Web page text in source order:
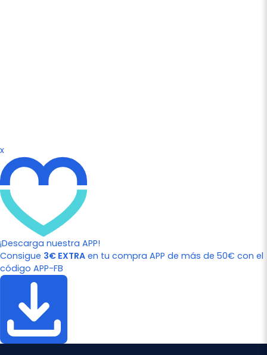
x
¡Descarga nuestra APP!
Consigue 3€ EXTRA en tu compra APP de más de 50€ con el
código APP-FB